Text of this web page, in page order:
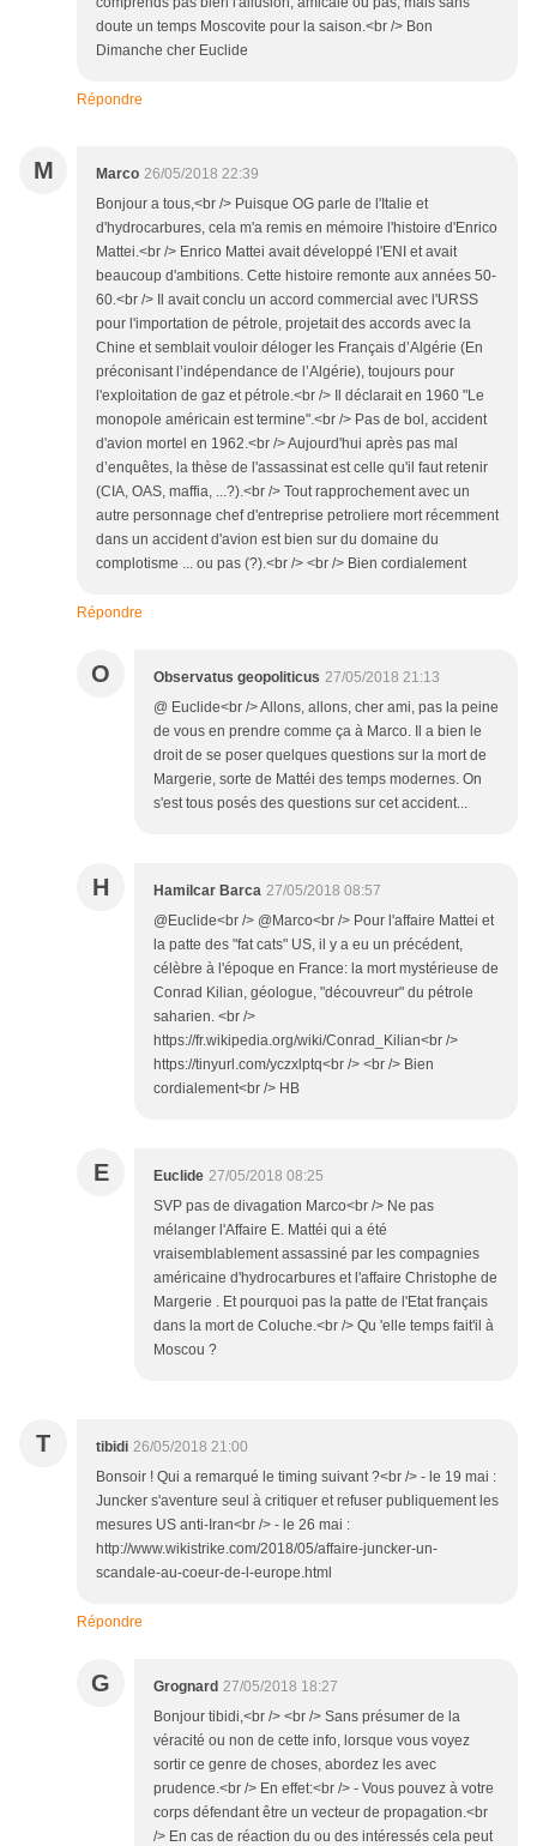
doute un temps Moscovite pour la saison.<br /> Bon
Dimanche cher Euclide
Répondre
M Marco 26/05/2018 22:39
Bonjour a tous,<br /> Puisque OG parle de l'Italie et
d'hydrocarbures, cela m'a remis en mémoire l'histoire d'Enrico
Mattei.<br /> Enrico Mattei avait développé l'ENI et avait
beaucoup d'ambitions. Cette histoire remonte aux années 50-
60.<br /> Il avait conclu un accord commercial avec l'URSS
pour l'importation de pétrole, projetait des accords avec la
Chine et semblait vouloir déloger les Français d’Algérie (En
préconisant l’indépendance de l’Algérie), toujours pour
l'exploitation de gaz et pétrole.<br /> Il déclarait en 1960 "Le
monopole américain est termine".<br /> Pas de bol, accident
d'avion mortel en 1962.<br /> Aujourd'hui après pas mal
d’enquêtes, la thèse de l'assassinat est celle qu'il faut retenir
(CIA, OAS, maffia, ...?).<br /> Tout rapprochement avec un
autre personnage chef d'entreprise petroliere mort récemment
dans un accident d'avion est bien sur du domaine du
complotisme ... ou pas (?).<br /> <br /> Bien cordialement
Répondre
O Observatus geopoliticus 27/05/2018 21:13
@ Euclide<br /> Allons, allons, cher ami, pas la peine
de vous en prendre comme ça à Marco. Il a bien le
droit de se poser quelques questions sur la mort de
Margerie, sorte de Mattéi des temps modernes. On
s'est tous posés des questions sur cet accident...
H Hamilcar Barca 27/05/2018 08:57
@Euclide<br /> @Marco<br /> Pour l'affaire Mattei et
la patte des "fat cats" US, il y a eu un précédent,
célèbre à l'époque en France: la mort mystérieuse de
Conrad Kilian, géologue, "découvreur" du pétrole
saharien. <br />
https://fr.wikipedia.org/wiki/Conrad_Kilian<br />
https://tinyurl.com/yczxlptq<br /> <br /> Bien
cordialement<br /> HB
E Euclide 27/05/2018 08:25
SVP pas de divagation Marco<br /> Ne pas
mélanger l'Affaire E. Mattéi qui a été
vraisemblablement assassiné par les compagnies
américaine d'hydrocarbures et l'affaire Christophe de
Margerie . Et pourquoi pas la patte de l'Etat français
dans la mort de Coluche.<br /> Qu 'elle temps fait'il à
Moscou ?
T tibidi 26/05/2018 21:00
Bonsoir ! Qui a remarqué le timing suivant ?<br /> - le 19 mai :
Juncker s'aventure seul à critiquer et refuser publiquement les
mesures US anti-Iran<br /> - le 26 mai :
http://www.wikistrike.com/2018/05/affaire-juncker-un-
scandale-au-coeur-de-l-europe.html
Répondre
G Grognard 27/05/2018 18:27
Bonjour tibidi,<br /> <br /> Sans présumer de la
véracité ou non de cette info, lorsque vous voyez
sortir ce genre de choses, abordez les avec
prudence.<br /> En effet:<br /> - Vous pouvez à votre
corps défendant être un vecteur de propagation.<br
/> En cas de réaction du ou des intéressés cela peut